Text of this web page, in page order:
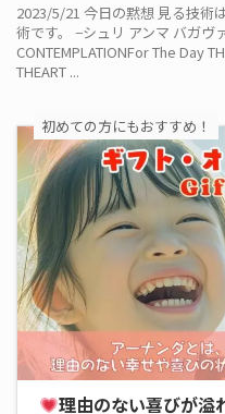
2023/5/21 今日の黙想 見る技術
術です。 −シュリ アンマ バガヴ
CONTEMPLATIONFor The Day
THEART ...
初めての方にもおすすめ！
理由のない喜びが溢